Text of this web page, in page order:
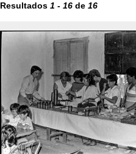
Resultados 1 - 16 de 16